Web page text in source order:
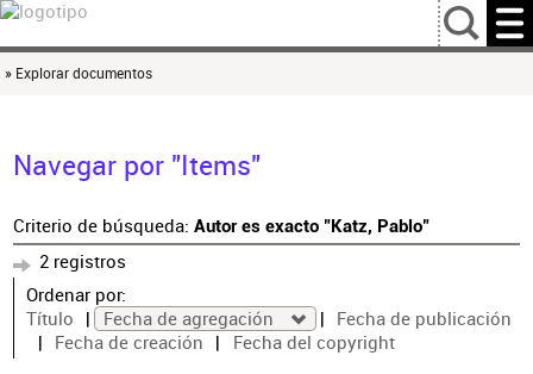
…
» Explorar documentos
Navegar por "Items"
Criterio de búsqueda: Autor es exacto "Katz, Pablo"
2 registros
Ordenar por:
Título
Fecha de agregación
Fecha de publicación
Fecha de creación
Fecha del copyright